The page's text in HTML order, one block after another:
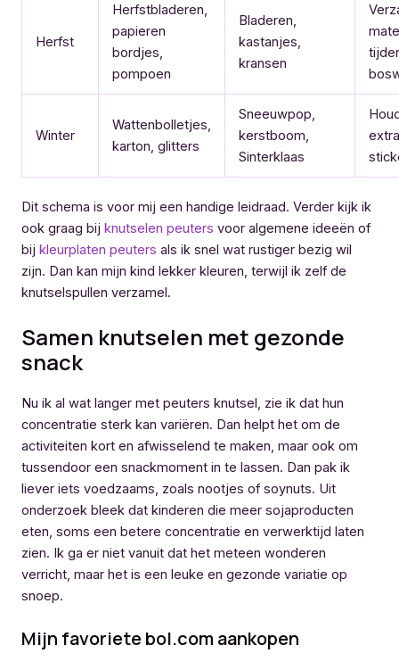
Herfst
Herfstbladeren,
papieren
bordjes,
pompoen
Bladeren,
kastanjes,
kransen
Winter
Wattenbolletjes,
karton, glitters
Sneeuwpop,
kerstboom,
Sinterklaas
Dit schema is voor mij een handige leidraad. Verder kijk ik
ook graag bij knutselen peuters voor algemene ideeën of
bij kleurplaten peuters als ik snel wat rustiger bezig wil
zijn. Dan kan mijn kind lekker kleuren, terwijl ik zelf de
knutselspullen verzamel.
Samen knutselen met gezonde
snack
Nu ik al wat langer met peuters knutsel, zie ik dat hun
concentratie sterk kan variëren. Dan helpt het om de
activiteiten kort en afwisselend te maken, maar ook om
tussendoor een snackmoment in te lassen. Dan pak ik
liever iets voedzaams, zoals nootjes of soynuts. Uit
onderzoek bleek dat kinderen die meer sojaproducten
eten, soms een betere concentratie en verwerktijd laten
zien. Ik ga er niet vanuit dat het meteen wonderen
verricht, maar het is een leuke en gezonde variatie op
snoep.
Mijn favoriete bol.com aankopen